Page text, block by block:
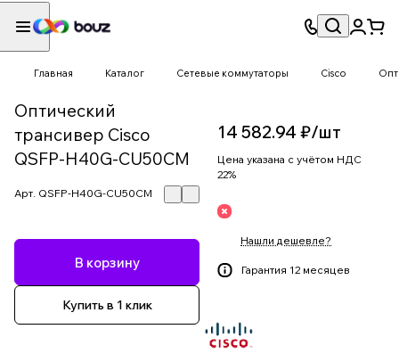
Главная Каталог Сетевые коммутаторы Cisco
Оптический
трансивер Cisco
QSFP-H40G-CU50CM
Арт. QSFP-H40G-CU50CM
В корзину
Купить в 1 клик
14 582.94 ₽/шт
Цена указана с учётом НДС
22%
Нашли дешевле?
Гарантия 12 месяцев